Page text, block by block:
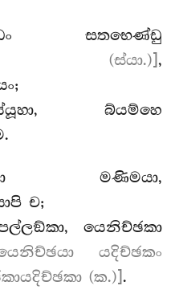
සතභෙණ්ඩු
(ස්යා.)] ,
බ්යම්හෙ
මණිමයා,
ච;
යෙනිච්ඡකා
යදිච්ඡකං
(ක.)] .